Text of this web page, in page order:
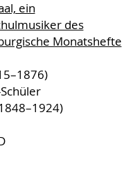
ein
des
Monatshefte